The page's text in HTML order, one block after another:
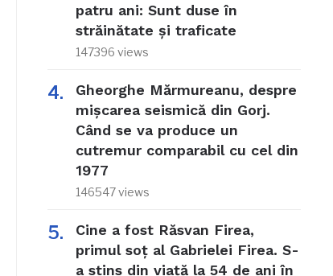
patru ani: Sunt duse în
străinătate și traficate
147396 views
Gheorghe Mărmureanu, despre
mișcarea seismică din Gorj.
Când se va produce un
cutremur comparabil cu cel din
1977
146547 views
Cine a fost Răsvan Firea,
primul soț al Gabrielei Firea. S-
a stins din viață la 54 de ani în